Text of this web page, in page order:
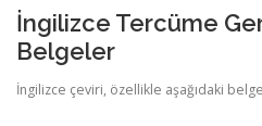
İngilizce Tercüme
Belgeler
İngilizce çeviri, özellikle aşağıdaki